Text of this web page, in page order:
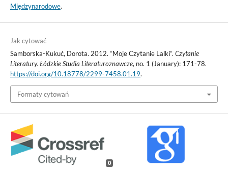
Międzynarodowe.
Jak cytować
Samborska-Kukuć, Dorota. 2012. “Moje Czytanie Lalki”. Czytanie
Literatury. Łódzkie Studia Literaturoznawcze, no. 1 (January): 171-78.
https://doi.org/10.18778/2299-7458.01.19.
Formaty cytowań
0